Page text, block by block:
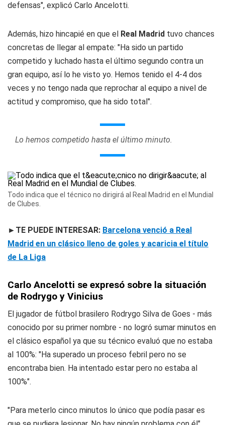
defensas", explicó Carlo Ancelotti.
Además, hizo hincapié en que el Real Madrid tuvo chances
concretas de llegar al empate: "Ha sido un partido
competido y luchado hasta el último segundo contra un
gran equipo, así lo he visto yo. Hemos tenido el 4-4 dos
veces y no tengo nada que reprochar al equipo a nivel de
actitud y compromiso, que ha sido total".
Lo hemos competido hasta el último minuto.
Todo indica que el técnico no dirigirá al Real Madrid en el Mundial
de Clubes.
►TE PUEDE INTERESAR: Barcelona venció a Real
Madrid en un clásico lleno de goles y acaricia el título
de La Liga
Carlo Ancelotti se expresó sobre la situación
de Rodrygo y Vinicius
El jugador de fútbol brasilero Rodrygo Silva de Goes - más
conocido por su primer nombre - no logró sumar minutos en
el clásico español ya que su técnico evaluó que no estaba
al 100%: "Ha superado un proceso febril pero no se
encontraba bien. Ha intentado estar pero no estaba al
100%".
"Para meterlo cinco minutos lo único que podía pasar es